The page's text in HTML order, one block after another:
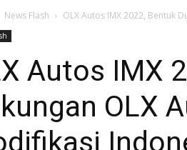
News Flash OLX Autos IMX 2022, Bentuk
Autos IMX
OLX